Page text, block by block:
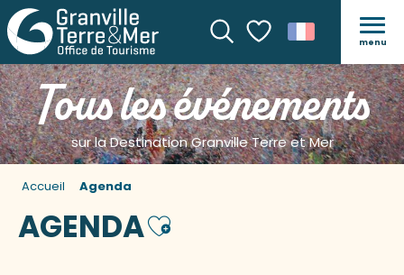
Recherche
Voir les favoris
menu
Tous les événements
sur la Destination Granville Terre et Mer
Accueil Agenda
AGENDAAjouter aux favoris